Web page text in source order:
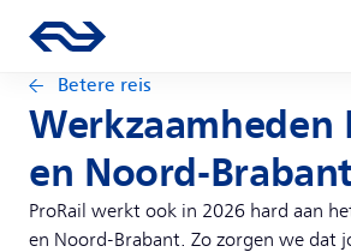
Hoofdnavigatie
Ga naar de homepage van ns.nl
Betere reis
Werkzaamheden
en Noord-Brabant
ProRail werkt ook in 2026 hard aan
en Noord-Brabant. Zo zorgen we dat